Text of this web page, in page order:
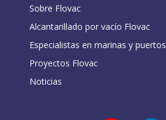
Sobre Flovac
Alcantarillado por vacío Flovac
Especialistas en marinas y puertos
Proyectos Flovac
Noticias